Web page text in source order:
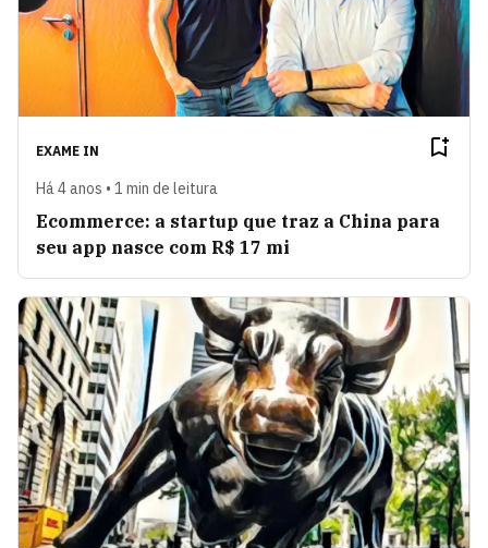
EXAME IN
Há 4 anos • 1 min de leitura
Ecommerce: a startup que traz a China para
seu app nasce com R$ 17 mi